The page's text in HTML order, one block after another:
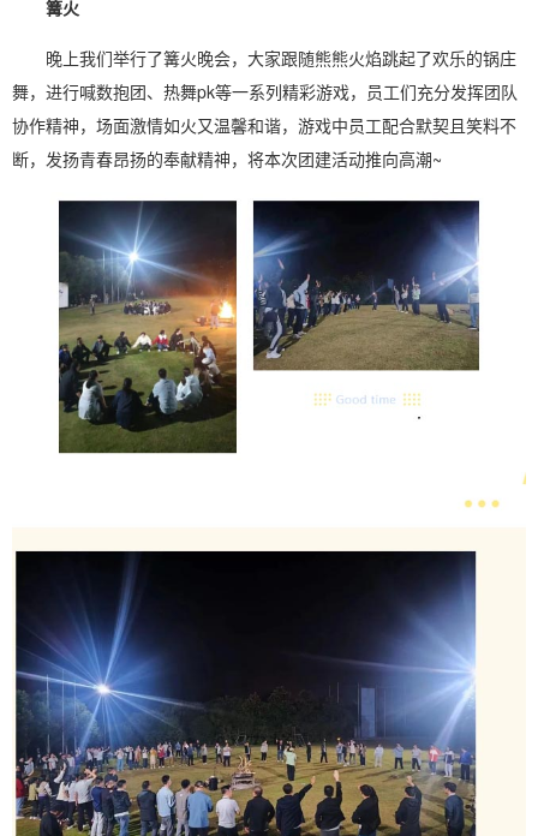
篝火
晚上我们举行了篝火晚会，大家跟随熊熊火焰跳起了欢乐的锅庄
舞，进行喊数抱团、热舞pk等一系列精彩游戏，员工们充分发挥团队
协作精神，场面激情如火又温馨和谐，游戏中员工配合默契且笑料不
断，发扬青春昂扬的奉献精神，将本次团建活动推向高潮~